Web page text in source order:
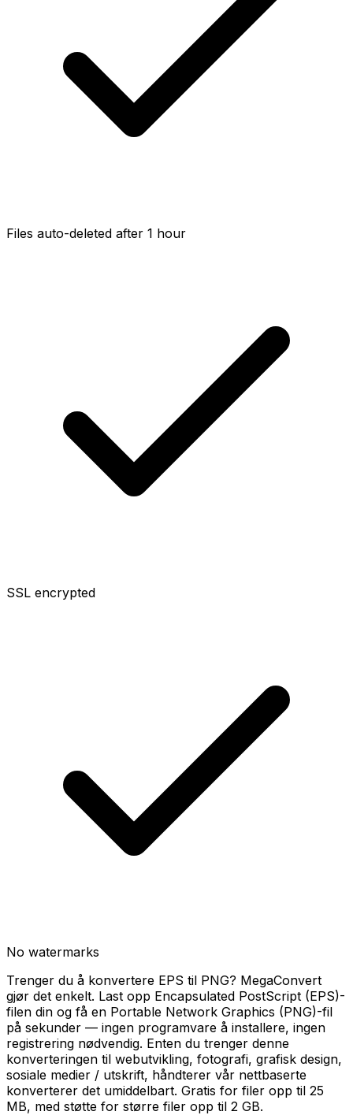
Files auto-deleted after 1 hour
SSL encrypted
No watermarks
Trenger du å konvertere EPS til PNG? MegaConvert
gjør det enkelt. Last opp Encapsulated PostScript (EPS)-
filen din og få en Portable Network Graphics (PNG)-fil
på sekunder — ingen programvare å installere, ingen
registrering nødvendig. Enten du trenger denne
konverteringen til webutvikling, fotografi, grafisk design,
sosiale medier / utskrift, håndterer vår nettbaserte
konverterer det umiddelbart. Gratis for filer opp til 25
MB, med støtte for større filer opp til 2 GB.